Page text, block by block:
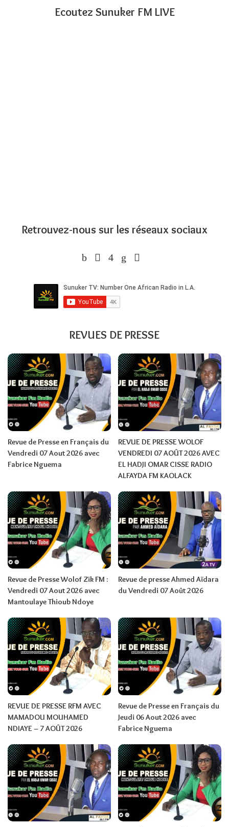
Ecoutez Sunuker FM LIVE
Retrouvez-nous sur les réseaux sociaux
REVUES DE PRESSE
Revue de Presse en Français du
Vendredi 07 Aout 2026 avec
Fabrice Nguema
REVUE DE PRESSE WOLOF
VENDREDI 07 AOÛT 2026 AVEC
EL HADJI OMAR CISSE RADIO
ALFAYDA FM KAOLACK
Revue de Presse Wolof Zik FM :
Vendredi 07 Aout 2026 avec
Mantoulaye Thioub Ndoye
Revue de presse Ahmed Aïdara
du Vendredi 07 Août 2026
REVUE DE PRESSE RFM AVEC
MAMADOU MOUHAMED
NDIAYE – 7 AOÛT 2026
Revue de Presse en Français du
Jeudi 06 Aout 2026 avec
Fabrice Nguema